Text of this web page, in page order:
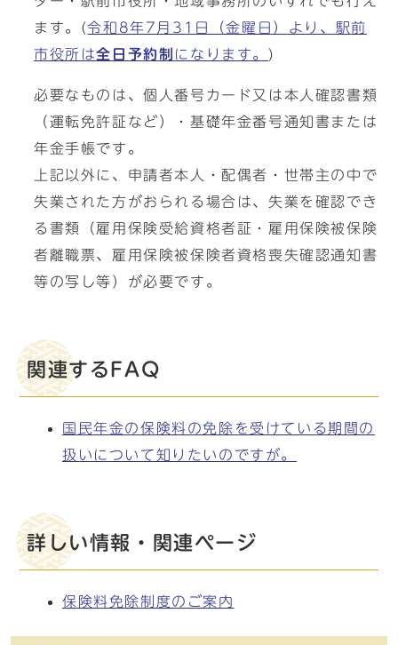
ます。(令和8年7月31日（金曜日）より、駅前
市役所は全日予約制 になります。 )
必要なものは、個人番号カード又は本人確認書類
（運転免許証など）・基礎年金番号通知書または
年金手帳です。
上記以外に、申請者本人・配偶者・世帯主の中で
失業された方がおられる場合は、失業を確認でき
る書類（雇用保険受給資格者証・雇用保険被保険
者離職票、雇用保険被保険者資格喪失確認通知書
等の写し等）が必要です。
関連するFAQ
国民年金の保険料の免除を受けている期間の
扱いについて知りたいのですが。
詳しい情報・関連ページ
保険料免除制度のご案内